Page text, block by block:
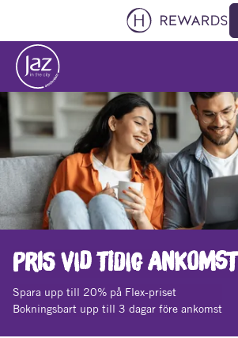
Bild 1 av 1
PRIS VID TIDIG ANKOMST
Spara upp till 20% på Flex-priset
Bokningsbart upp till 3 dagar före ankomst